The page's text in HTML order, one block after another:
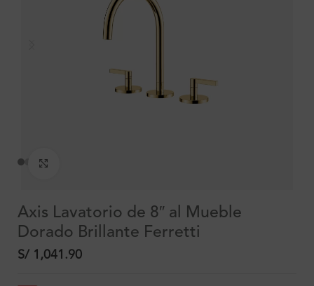
Axis Lavatorio de 8″ al Mueble
Dorado Brillante Ferretti
S/ 1,041.90